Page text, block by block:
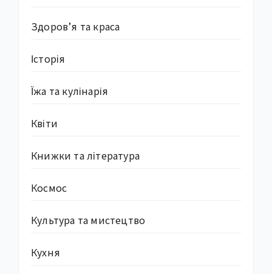
Здоров’я та краса
Історія
Їжа та кулінарія
Квіти
Книжки та література
Космос
Культура та мистецтво
Кухня